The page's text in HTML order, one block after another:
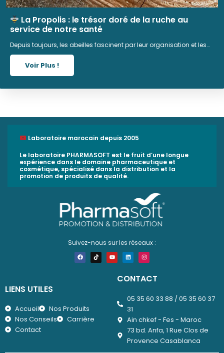
La Propolis : le trésor doré de la ruche au
service de notre santé
Depuis toujours, les abeilles fascinent par leur organisation et les…
Voir Plus !
Laboratoire marocain depuis 2005
Le laboratoire PHARMASOFT est le fruit d’une longue
expérience dans le domaine pharmaceutique et
cosmétique, spécialisé dans la distribution et la
promotion de produits de qualité.
Suivez-nous sur les réseaux :
F
a
c
T
i
k
Y
o
u
L
i
n
d
I
n
s
g
m
LIENS UTILES
Accueil
Nos Produits
Nos Conseils
Carrière
Contact
CONTACT
05 35 60 33 88 / 05 35 60 37
31
Ain chkef - Fes - Maroc
73 bd. Anfa, 1 Rue Clos de
Provence Casablanca